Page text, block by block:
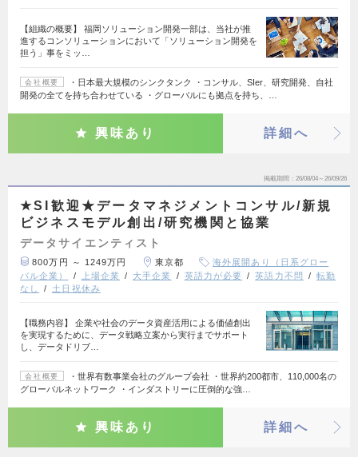
【組織の概要】 福岡ソリューション開発一部は、当社が推
進するコンソリューションにおいて「ソリューション開発を
担う」事をミッ…
会社概要
・日本最大規模のシンクタンク ・コンサル、SIer、研究開発、自社
開発の全てを持ち合わせている ・グローバルにも拠点を持ち、…
興味あり 詳細へ
掲載期間 26/08/04～26/09/26
★SI歓迎★データマネジメントコンサル/新規
ビジネスモデル創出/研究機関と協業
データサイエンティスト
800万円 ～ 1249万円 東京都
海外展開あり（日系グロー
バル企業）
上場企業 大手企業 英語力が必要 英語力不問
転勤
なし
土日祝休み
【職務内容】 企業や社会のデータ資産活用による価値創出
を実現するために、データ戦略立案から実行までサポート
し、データドリブ…
会社概要
・世界有数事業会社のグループ会社 ・世界約200都市、110,000名の
グローバルネットワーク ・インダストリーに圧倒的な強…
興味あり 詳細へ